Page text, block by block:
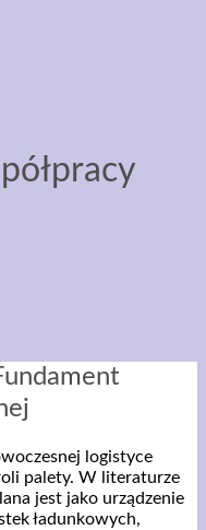
logistyce
palety. W literaturze
jest jako urządzenie
ładunkowych,